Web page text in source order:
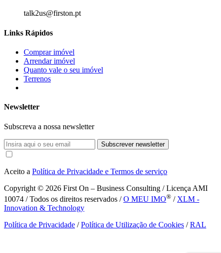
talk2us@firston.pt
Links Rápidos
Comprar imóvel
Arrendar imóvel
Quanto vale o seu imóvel
Terrenos
Newsletter
Subscreva a nossa newsletter
Subscrever newsletter
Aceito a Política de Privacidade e Termos de serviço
Copyright © 2026 First On – Business Consulting / Licença AMI
10074 / Todos os direitos reservados /O MEU IMO® / XLM -
Innovation & Technology
Política de Privacidade /Política de Utilização de Cookies /RAL